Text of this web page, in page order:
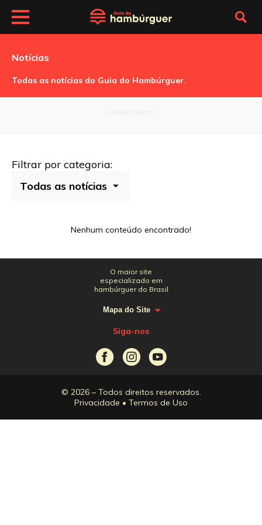
Notícias
Todas as notícias do Guia do Hambúrguer.
Filtrar por categoria:
Nenhum conteúdo encontrado!
O maior site
especializado em
hambúrguer do Brasil
Mapa do Site
Siga-nos
© 2026 – Todos direitos reservados.
Privacidade • Termos de Uso